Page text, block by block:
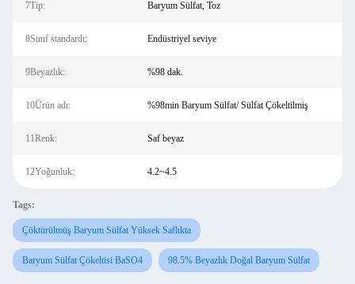
7Tip: Baryum Sülfat, Toz
8Sınıf standardı: Endüstriyel seviye
9Beyazlık: %98 dak.
10Ürün adı: %98min Baryum Sülfat/ Sülfat Çökeltilmiş
11Renk: Saf beyaz
12Yoğunluk: 4.2~4.5
Tags:
Çöktürülmüş Baryum Sülfat Yüksek Saflıkta
Baryum Sülfat Çökeltisi BaSO4 98.5% Beyazlık Doğal Baryum Sülfat